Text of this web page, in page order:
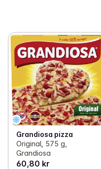
Grandiosa pizza
Original, 575 g,
Grandiosa
60,80 kr